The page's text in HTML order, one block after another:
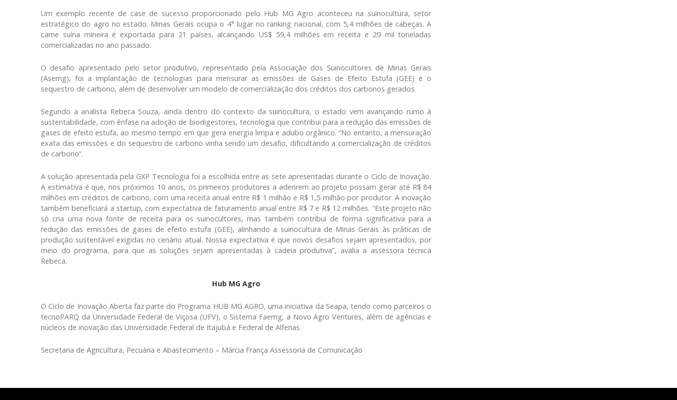
Um exemplo recente de case de sucesso proporcionado pelo Hub MG Agro aconteceu na suinocultura, setor
estratégico do agro no estado. Minas Gerais ocupa o 4° lugar no ranking nacional, com 5,4 milhões de cabeças. A
carne suína mineira é exportada para 21 países, alcançando US$ 59,4 milhões em receita e 29 mil toneladas
comercializadas no ano passado.
O desafio apresentado pelo setor produtivo, representado pela Associação dos Suinocultores de Minas Gerais
(Asemg), foi a implantação de tecnologias para mensurar as emissões de Gases de Efeito Estufa (GEE) e o
sequestro de carbono, além de desenvolver um modelo de comercialização dos créditos dos carbonos gerados.
Segundo a analista Rebeca Souza, ainda dentro do contexto da suinocultura, o estado vem avançando rumo à
sustentabilidade, com ênfase na adoção de biodigestores, tecnologia que contribui para a redução das emissões de
gases de efeito estufa, ao mesmo tempo em que gera energia limpa e adubo orgânico. “No entanto, a mensuração
exata das emissões e do sequestro de carbono vinha sendo um desafio, dificultando a comercialização de créditos
de carbono”.
A solução apresentada pela GXP Tecnologia foi a escolhida entre as sete apresentadas durante o Ciclo de Inovação.
A estimativa é que, nos próximos 10 anos, os primeiros produtores a aderirem ao projeto possam gerar até R$ 84
milhões em créditos de carbono, com uma receita anual entre R$ 1 milhão e R$ 1,5 milhão por produtor. A inovação
também beneficiará a startup, com expectativa de faturamento anual entre R$ 7 e R$ 12 milhões. “Este projeto não
só cria uma nova fonte de receita para os suinocultores, mas também contribui de forma significativa para a
redução das emissões de gases de efeito estufa (GEE), alinhando a suinocultura de Minas Gerais às práticas de
produção sustentável exigidas no cenário atual. Nossa expectativa é que novos desafios sejam apresentados, por
meio do programa, para que as soluções sejam apresentadas à cadeia produtiva”, avalia a assessora técnica
Rebeca.
Hub MG Agro
O Ciclo de Inovação Aberta faz parte do Programa HUB MG AGRO, uma iniciativa da Seapa, tendo como parceiros o
tecnoPARQ da Universidade Federal de Viçosa (UFV), o Sistema Faemg, a Novo Agro Ventures, além de agências e
núcleos de inovação das Universidade Federal de Itajubá e Federal de Alfenas.
Secretaria de Agricultura, Pecuária e Abastecimento – Márcia França Assessoria de Comunicação